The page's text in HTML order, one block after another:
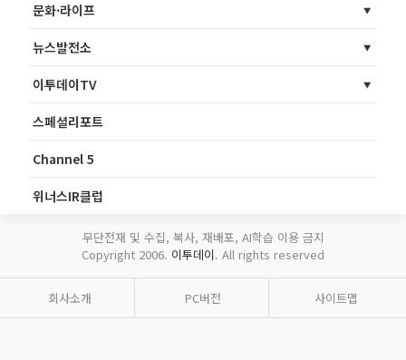
문화·라이프
뉴스발전소
이투데이TV
스페셜리포트
Channel 5
위너스IR클럽
무단전재 및 수집, 복사, 재배포, AI학습 이용 금지
Copyright 2006. 이투데이. All rights reserved
회사소개 PC버전 사이트맵